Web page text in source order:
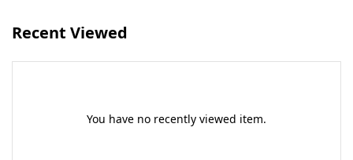
Recent Viewed
You have no recently viewed item.